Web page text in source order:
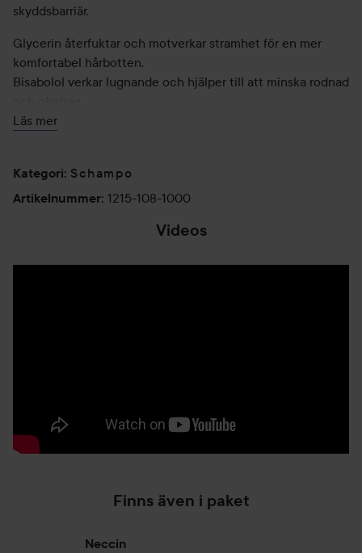
skyddsbarriär.
Glycerin återfuktar och motverkar stramhet för en mer
komfortabel hårbotten.
Bisabolol verkar lugnande och hjälper till att minska rodnad
Finns i 100 ml, 250 ml och 1000 ml.
Användning:
Läs mer
Kategori: Schampo
Artikelnummer: 1215-108-1000
Videos
Finns även i paket
Neccin